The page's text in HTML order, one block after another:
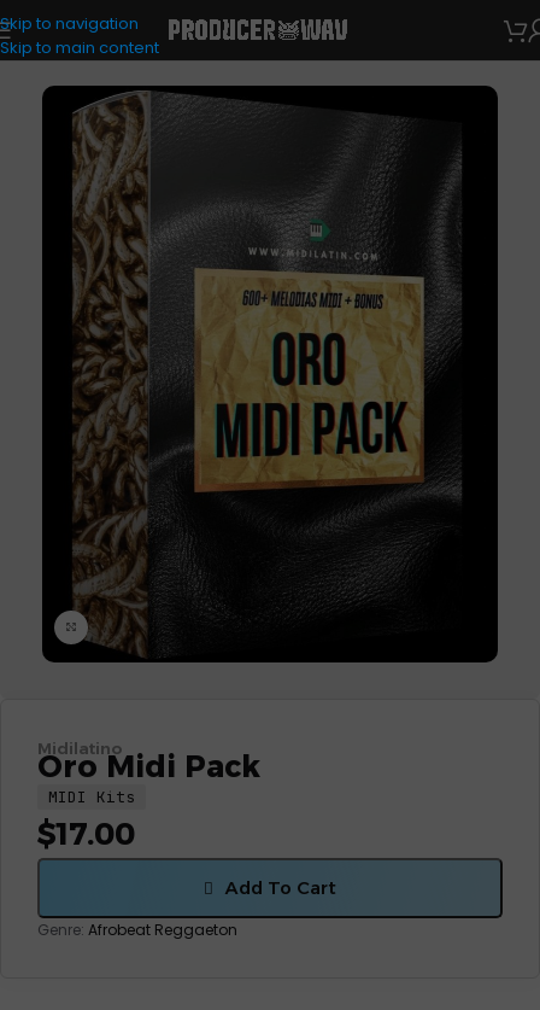
Skip to navigation
Skip to main content
MIDI Kits
Click to enlarge
Midilatino
Oro Midi Pack
MIDI Kits
$17.00
Add To Cart
Genre: Afrobeat Reggaeton